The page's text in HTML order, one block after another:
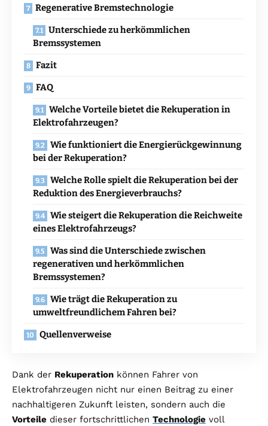
Regenerative Bremstechnologie
Unterschiede zu herkömmlichen
Bremssystemen
Fazit
FAQ
Welche Vorteile bietet die Rekuperation in
Elektrofahrzeugen?
Wie funktioniert die Energierückgewinnung
bei der Rekuperation?
Welche Rolle spielt die Rekuperation bei der
Reduktion des Energieverbrauchs?
Wie steigert die Rekuperation die Reichweite
eines Elektrofahrzeugs?
Was sind die Unterschiede zwischen
regenerativen und herkömmlichen
Bremssystemen?
Wie trägt die Rekuperation zu
umweltfreundlichem Fahren bei?
Quellenverweise
Dank der Rekuperation können Fahrer von
Elektrofahrzeugen nicht nur einen Beitrag zu einer
nachhaltigeren Zukunft leisten, sondern auch die
Vorteile dieser fortschrittlichen Technologie voll